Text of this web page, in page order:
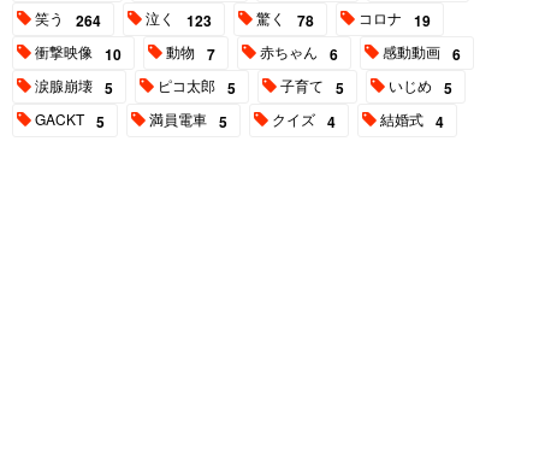
笑う 264 泣く 123 驚く 78 コロナ 19
衝撃映像 10 動物 7 赤ちゃん 6 感動動画 6
涙腺崩壊 5 ピコ太郎 5 子育て 5 いじめ 5
GACKT 5 満員電車 5 クイズ 4 結婚式 4